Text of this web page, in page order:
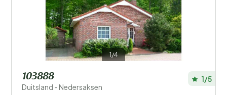
1/4
103888
Duitsland - Nedersaksen
1/5